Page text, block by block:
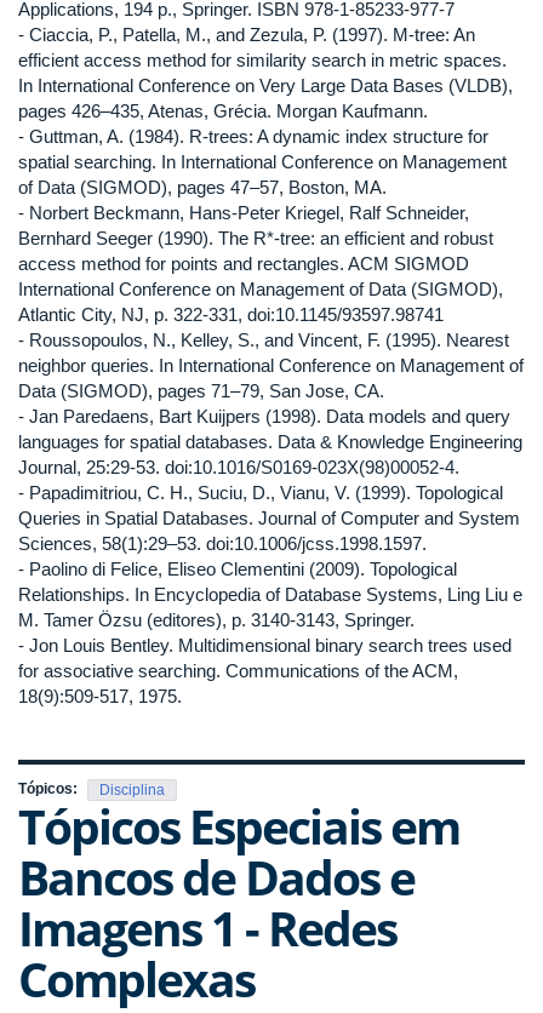
Applications, 194 p., Springer. ISBN 978-1-85233-977-7
- Ciaccia, P., Patella, M., and Zezula, P. (1997). M-tree: An
efficient access method for similarity search in metric spaces.
In International Conference on Very Large Data Bases (VLDB),
pages 426–435, Atenas, Grécia. Morgan Kaufmann.
- Guttman, A. (1984). R-trees: A dynamic index structure for
spatial searching. In International Conference on Management
of Data (SIGMOD), pages 47–57, Boston, MA.
- Norbert Beckmann, Hans-Peter Kriegel, Ralf Schneider,
Bernhard Seeger (1990). The R*-tree: an efficient and robust
access method for points and rectangles. ACM SIGMOD
International Conference on Management of Data (SIGMOD),
Atlantic City, NJ, p. 322-331, doi:10.1145/93597.98741
- Roussopoulos, N., Kelley, S., and Vincent, F. (1995). Nearest
neighbor queries. In International Conference on Management of
Data (SIGMOD), pages 71–79, San Jose, CA.
- Jan Paredaens, Bart Kuijpers (1998). Data models and query
languages for spatial databases. Data & Knowledge Engineering
Journal, 25:29-53. doi:10.1016/S0169-023X(98)00052-4.
- Papadimitriou, C. H., Suciu, D., Vianu, V. (1999). Topological
Queries in Spatial Databases. Journal of Computer and System
Sciences, 58(1):29–53. doi:10.1006/jcss.1998.1597.
- Paolino di Felice, Eliseo Clementini (2009). Topological
Relationships. In Encyclopedia of Database Systems, Ling Liu e
M. Tamer Özsu (editores), p. 3140-3143, Springer.
- Jon Louis Bentley. Multidimensional binary search trees used
for associative searching. Communications of the ACM,
18(9):509-517, 1975.
Tópicos: Disciplina
Tópicos Especiais em
Bancos de Dados e
Imagens 1 - Redes
Complexas